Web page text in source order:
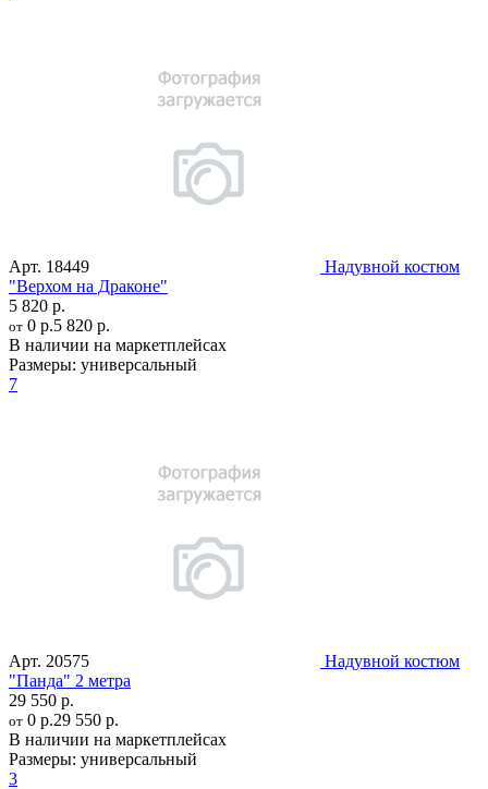
Арт. 18449
Надувной костюм
"Верхом на Драконе"
5 820 р.
от 0 р.5 820 р.
В наличии на маркетплейсах
Размеры: универсальный
7
Арт. 20575
Надувной костюм
"Панда" 2 метра
29 550 р.
от 0 р.29 550 р.
В наличии на маркетплейсах
Размеры: универсальный
3